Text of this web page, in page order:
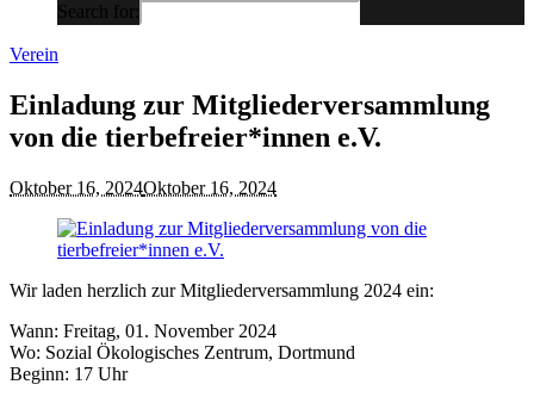
Search for:
Verein
Einladung zur Mitgliederversammlung
von die tierbefreier*innen e.V.
Oktober 16, 2024Oktober 16, 2024
Wir laden herzlich zur Mitgliederversammlung 2024 ein:
Wann: Freitag, 01. November 2024
Wo: Sozial Ökologisches Zentrum, Dortmund
Beginn: 17 Uhr